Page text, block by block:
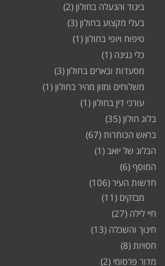
ביגוד והנעלה בחולון (2)
בעלי מקצוע בחולון (3)
טיפוח ויופי בחולון (1)
כלי נגינה (1)
מסעדות ובארים בחולון (3)
משלוחים ומזון מהיר בחולון (1)
עורכי דין בחולון (1)
בלוג חולון (35)
בראש הכותרות (67)
הבלוג של יואב (1)
המוסף (6)
חדשות העיר (106)
מבזקים (11)
חיי לילה (27)
חינוך והשכלה (13)
חסויות (8)
מדור פרסומי (2)